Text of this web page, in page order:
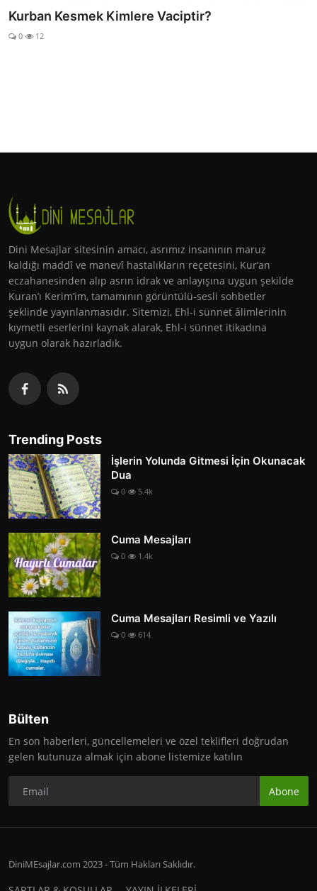
Fil Suresi’nde Anlatılan Ebabil Kuşlarının Kâbe’yi
Koru...
Dini Mesajlar sitesinin amacı, asrımız insanının maruz
kaldığı maddî ve manevî hastalıkların reçetesini, Kur’an
eczahanesinden alıp asrın idrak ve anlayışına uygun şekilde
Kuran’ı Kerim’im, tamamının görüntülü-sesli sohbetler
şeklinde yayınlanmasıdır. Sitemizi, Ehl-i sünnet âlimlerinin
kıymetli eserlerini kaynak alarak, Ehl-i sünnet itikadına
uygun olarak hazırladık.
Trending Posts
İşlerin Yolunda Gitmesi İçin Okunacak
Dua
0 5.4k
Cuma Mesajları
0 1.4k
Cuma Mesajları Resimli ve Yazılı
0 614
Bülten
En son haberleri, güncellemeleri ve özel teklifleri doğrudan
gelen kutunuza almak için abone listemize katılın
Abone
DiniMEsajlar.com 2023 - Tüm Hakları Saklıdır.